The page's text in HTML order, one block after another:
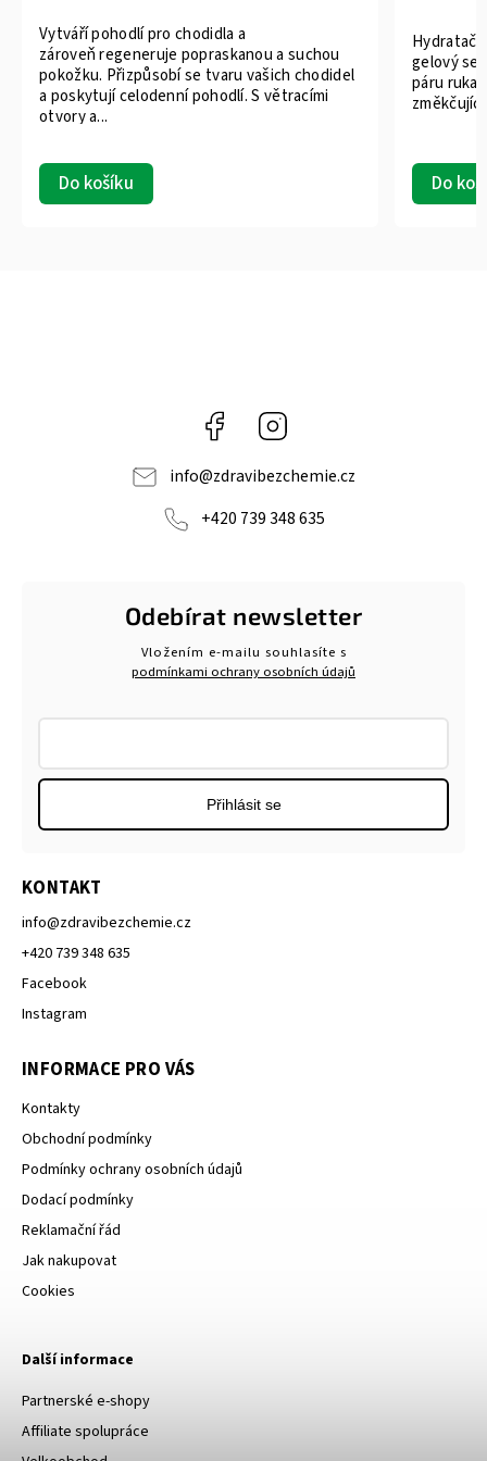
Do košíku
Vytváří pohodlí pro chodidla a
zároveň regeneruje popraskanou a suchou
pokožku. Přizpůsobí se tvaru vašich chodidel
a poskytují celodenní pohodlí. S větracími
otvory a...
Do
gelový
páru
Facebook
info@zdravibezchemie.cz
+420 739 348 635
KONTAKT
info@zdravibezchemie.cz
+420 739 348 635
Facebook
Instagram
INFORMACE PRO VÁS
Kontakty
Obchodní podmínky
Podmínky ochrany osobních údajů
Dodací podmínky
Reklamační řád
Jak nakupovat
Cookies
Odebírat newsletter
Vložením e-mailu souhlasíte s
podmínkami ochrany osobních údajů
Přihlásit se
Další informace
Partnerské e-shopy
Affiliate spolupráce